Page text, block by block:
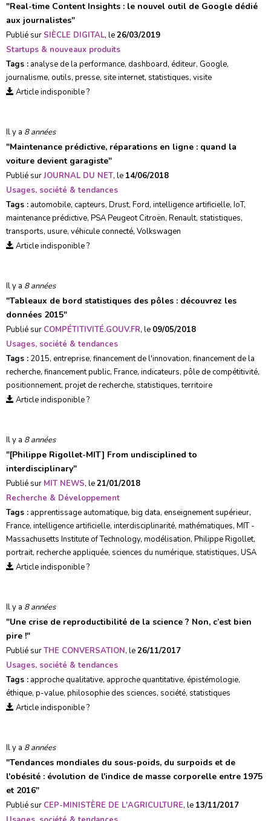
"Real-time Content Insights : le nouvel outil de Google dédié
aux journalistes"
Publié sur SIÈCLE DIGITAL, le26/03/2019
Startups & nouveaux produits
Tags : analyse de la performance, dashboard, éditeur, Google,
journalisme, outils, presse, site internet, statistiques, visite
Article indisponible ?
Il y a 8 années
"Maintenance prédictive, réparations en ligne : quand la
voiture devient garagiste"
Publié surJOURNAL DU NET, le 14/06/2018
Usages, société & tendances
Tags : automobile, capteurs, Drust, Ford, intelligence artificielle, IoT,
maintenance prédictive, PSA Peugeot Citroën, Renault, statistiques,
transports, usure, véhicule connecté, Volkswagen
Article indisponible ?
Il y a 8 années
"Tableaux de bord statistiques des pôles : découvrez les
données 2015"
Publié sur COMPÉTITIVITÉ.GOUV.FR, le 09/05/2018
Usages, société & tendances
Tags : 2015, entreprise, financement de l'innovation, financement de la
recherche, financement public, France, indicateurs, pôle de compétitivité,
positionnement, projet de recherche, statistiques,territoire
Article indisponible ?
Il y a 8 années
"[Philippe Rigollet-MIT] From undisciplined to
interdisciplinary"
Publié sur MIT NEWS, le21/01/2018
Recherche & Développement
Tags : apprentissage automatique, big data, enseignement supérieur,
France, intelligence artificielle, interdisciplinarité, mathématiques, MIT -
Massachusetts Institute of Technology, modélisation, Philippe Rigollet,
portrait, recherche appliquée, sciences du numérique, statistiques, USA
Article indisponible ?
Il y a 8 années
"Une crise de reproductibilité de la science ? Non, c’est bien
pire !"
Publié surTHE CONVERSATION, le26/11/2017
Usages, société & tendances
Tags : approche qualitative, approche quantitative, épistémologie,
éthique, p-value, philosophie des sciences, société, statistiques
Article indisponible ?
Il y a 8 années
"Tendances mondiales du sous-poids, du surpoids et de
l'obésité : évolution de l'indice de masse corporelle entre 1975
et 2016"
Publié sur CEP-MINISTÈRE DE L'AGRICULTURE, le 13/11/2017